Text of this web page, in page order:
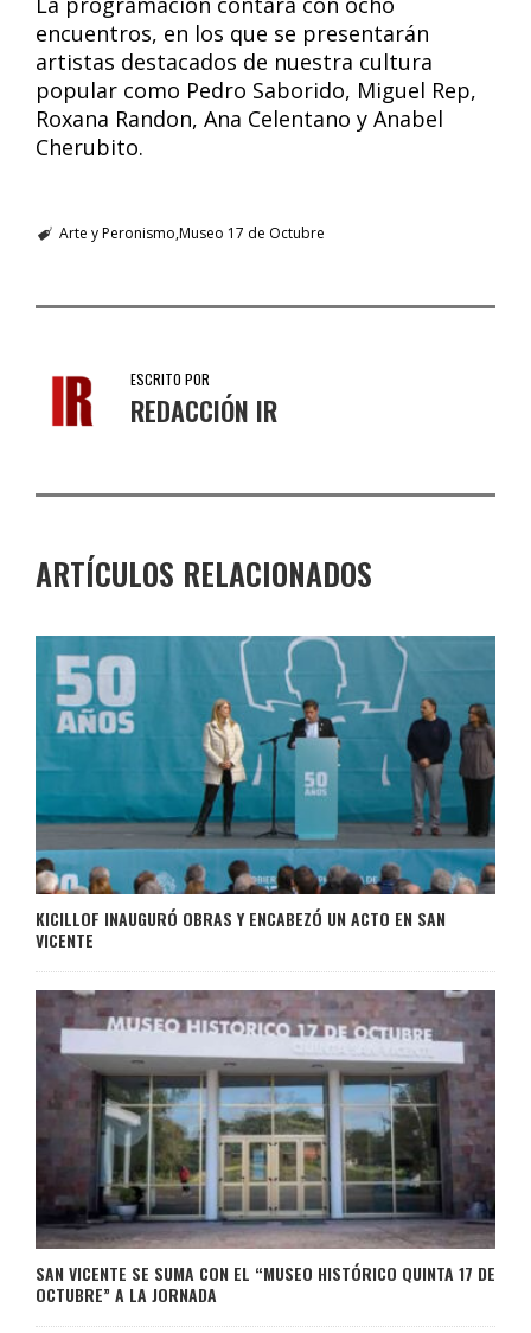
encuentros, en los que se presentarán
artistas destacados de nuestra cultura
popular como Pedro Saborido, Miguel Rep,
Roxana Randon, Ana Celentano y Anabel
Cherubito.
Arte y Peronismo Museo 17 de Octubre
ESCRITO POR
REDACCIÓN IR
ARTÍCULOS RELACIONADOS
KICILLOF INAUGURÓ OBRAS Y ENCABEZÓ UN ACTO EN SAN
VICENTE
SAN VICENTE SE SUMA CON EL “MUSEO HISTÓRICO QUINTA 17 DE
OCTUBRE” A LA JORNADA